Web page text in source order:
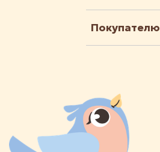
Покупателю